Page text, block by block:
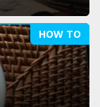
HOW TO